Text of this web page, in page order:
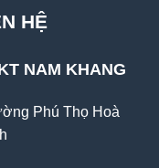
HỆ
NAM KHANG
Phú Thọ Hoà